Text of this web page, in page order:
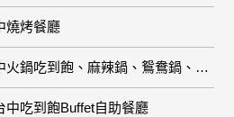
燒烤餐廳
台中火鍋推薦|精選台中火鍋吃到飽、麻辣鍋、鴛鴦鍋、石頭火鍋、酸菜白肉鍋、海鮮鍋、燒酒雞、麻油雞、壽喜燒等熱門人氣火鍋店!
中吃到飽Buffet自助餐廳